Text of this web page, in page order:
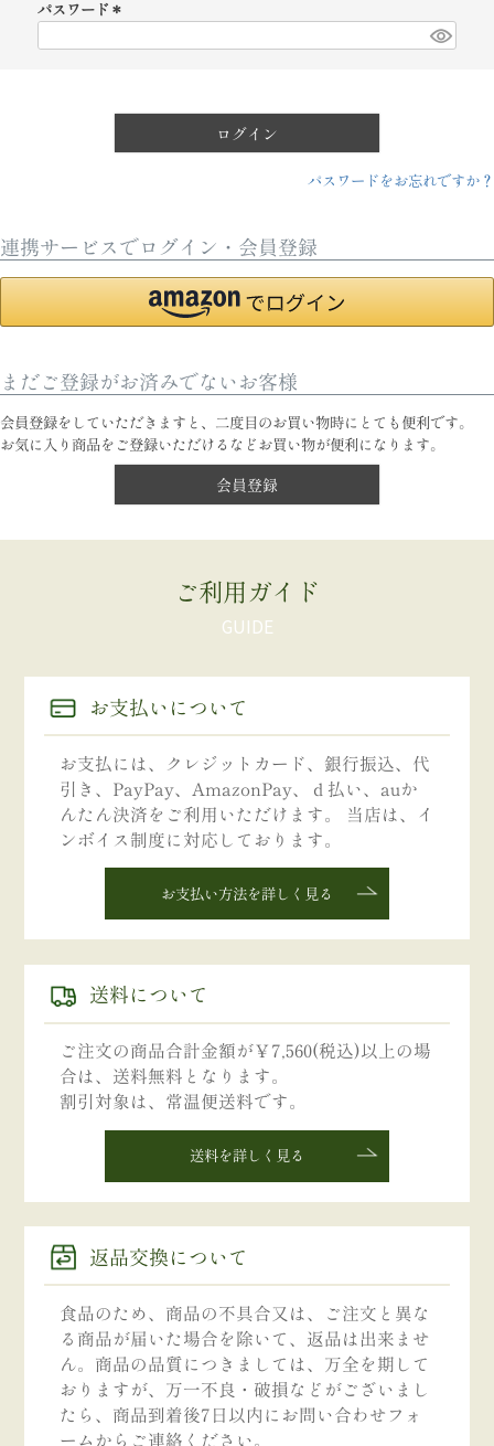
)
パスワード
ログイン
パスワードをお忘れですか？
連携サービスでログイン・会員登録
まだご登録がお済みでないお客様
会員登録をしていただきますと、二度目のお買い物時にとても便利です。
お気に入り商品をご登録いただけるなどお買い物が便利になります。
会員登録
ご利用ガイド
お支払いについて
お支払には、クレジットカード、銀行振込、代
引き、PayPay、AmazonPay、ｄ払い、auか
んたん決済をご利用いただけます。 当店は、イ
ンボイス制度に対応しております。
お支払い方法を詳しく見る
送料について
ご注文の商品合計金額が￥7,560(税込)以上の場
合は、送料無料となります。
割引対象は、常温便送料です。
送料を詳しく見る
返品交換について
食品のため、商品の不具合又は、ご注文と異な
る商品が届いた場合を除いて、返品は出来ませ
ん。商品の品質につきましては、万全を期して
おりますが、万一不良・破損などがございまし
たら、商品到着後7日以内にお問い合わせフォ
ームからご連絡ください。